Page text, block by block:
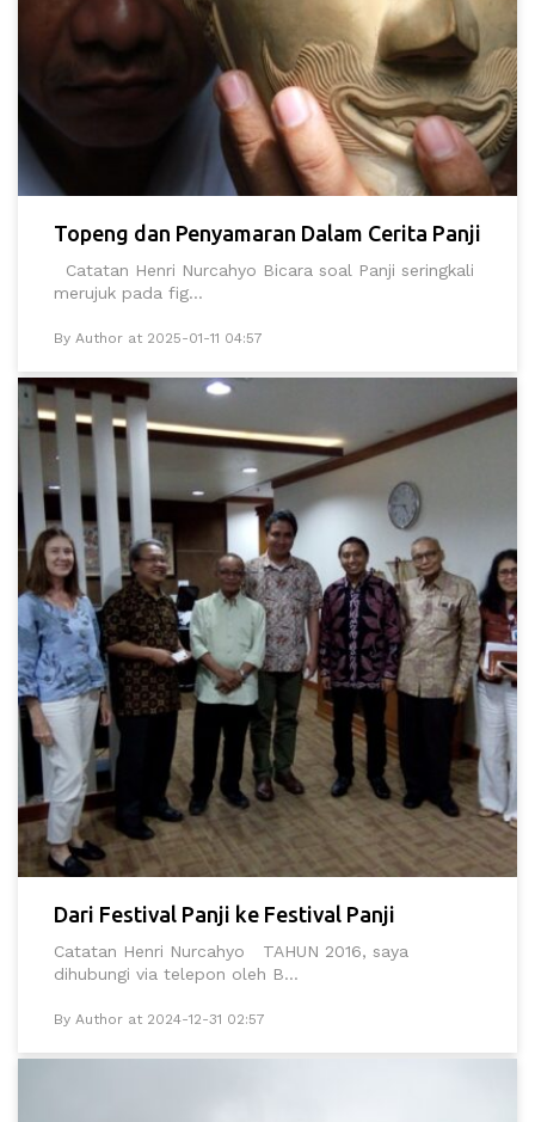
Topeng dan Penyamaran Dalam Cerita Panji
Catatan Henri Nurcahyo Bicara soal Panji seringkali
merujuk pada fig...
By Author at 2025-01-11 04:57
Dari Festival Panji ke Festival Panji
Catatan Henri Nurcahyo TAHUN 2016, saya
dihubungi via telepon oleh B...
By Author at 2024-12-31 02:57